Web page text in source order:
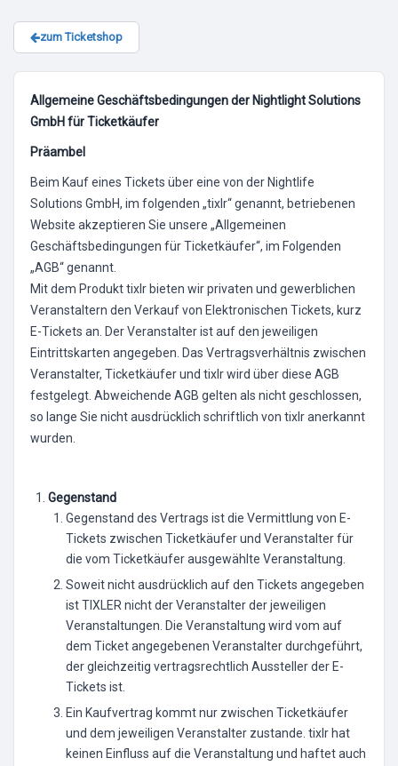
zum Ticketshop
Allgemeine Geschäftsbedingungen der Nightlight Solutions
GmbH für Ticketkäufer
Präambel
Beim Kauf eines Tickets über eine von der Nightlife
Solutions GmbH, im folgenden „tixlr“ genannt, betriebenen
Website akzeptieren Sie unsere „Allgemeinen
Geschäftsbedingungen für Ticketkäufer“, im Folgenden
„AGB“ genannt.
Mit dem Produkt tixlr bieten wir privaten und gewerblichen
Veranstaltern den Verkauf von Elektronischen Tickets, kurz
E-Tickets an. Der Veranstalter ist auf den jeweiligen
Eintrittskarten angegeben. Das Vertragsverhältnis zwischen
Veranstalter, Ticketkäufer und tixlr wird über diese AGB
festgelegt. Abweichende AGB gelten als nicht geschlossen,
so lange Sie nicht ausdrücklich schriftlich von tixlr anerkannt
wurden.
Gegenstand
Gegenstand des Vertrags ist die Vermittlung von E-
Tickets zwischen Ticketkäufer und Veranstalter für
die vom Ticketkäufer ausgewählte Veranstaltung.
Soweit nicht ausdrücklich auf den Tickets angegeben
ist TIXLER nicht der Veranstalter der jeweiligen
Veranstaltungen. Die Veranstaltung wird vom auf
dem Ticket angegebenen Veranstalter durchgeführt,
der gleichzeitig vertragsrechtlich Aussteller der E-
Tickets ist.
Ein Kaufvertrag kommt nur zwischen Ticketkäufer
und dem jeweiligen Veranstalter zustande. tixlr hat
keinen Einfluss auf die Veranstaltung und haftet auch